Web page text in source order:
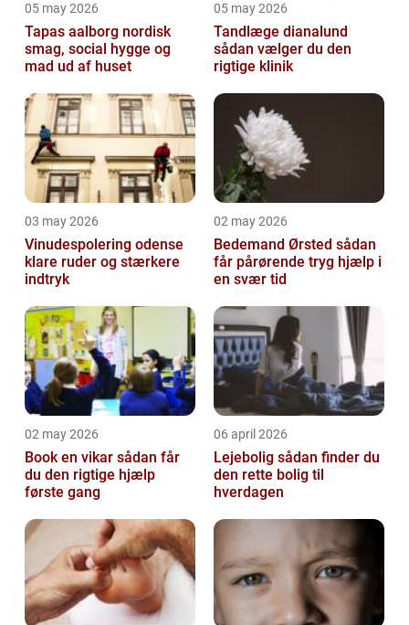
05 may 2026
Tapas aalborg nordisk
smag, social hygge og
mad ud af huset
05 may 2026
Tandlæge dianalund
sådan vælger du den
rigtige klinik
03 may 2026
Vinudespolering odense
klare ruder og stærkere
indtryk
02 may 2026
Bedemand Ørsted sådan
får pårørende tryg hjælp i
en svær tid
02 may 2026
Book en vikar sådan får
du den rigtige hjælp
første gang
06 april 2026
Lejebolig sådan finder du
den rette bolig til
hverdagen